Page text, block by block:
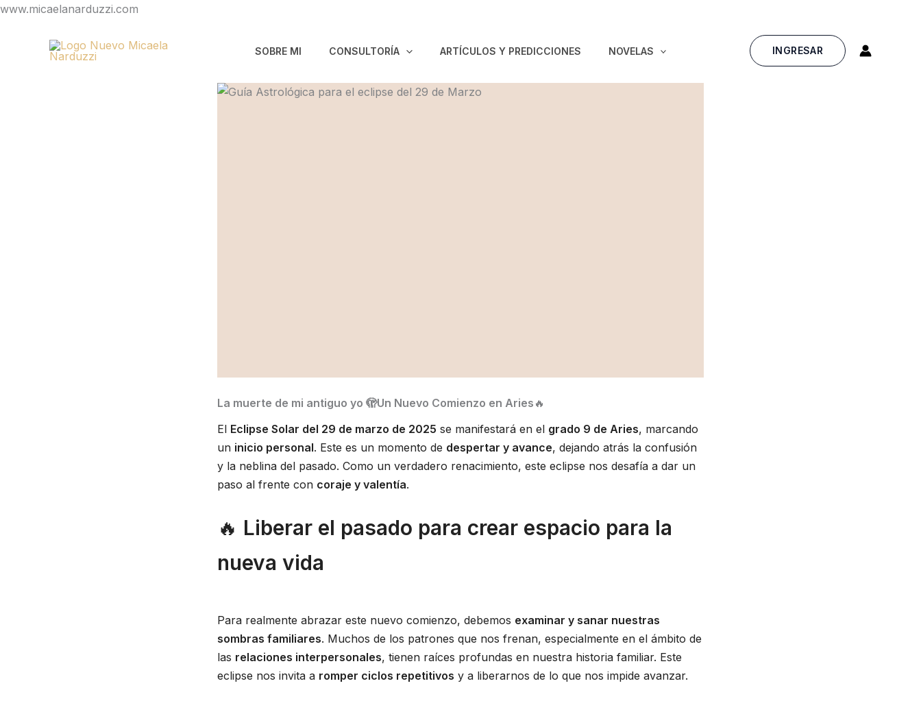
www.micaelanarduzzi.com
contenido
SOBRE MI CONSULTORÍA ARTÍCULOS Y PREDICCIONES NOVELAS INGRESAR
La muerte de mi antiguo yo 🫣Un Nuevo Comienzo en Aries 🔥
El Eclipse Solar del 29 de marzo de 2025 se manifestará en el grado 9 de Aries, marcando
un inicio personal. Este es un momento de despertar y avance, dejando atrás la confusión
y la neblina del pasado. Como un verdadero renacimiento, este eclipse nos desafía a dar un
paso al frente con coraje y valentía.
🔥 Liberar el pasado para crear espacio para la
nueva vida
Para realmente abrazar este nuevo comienzo, debemos examinar y sanar nuestras
sombras familiares. Muchos de los patrones que nos frenan, especialmente en el ámbito de
las relaciones interpersonales, tienen raíces profundas en nuestra historia familiar. Este
eclipse nos invita a romper ciclos repetitivos y a liberarnos de lo que nos impide avanzar.